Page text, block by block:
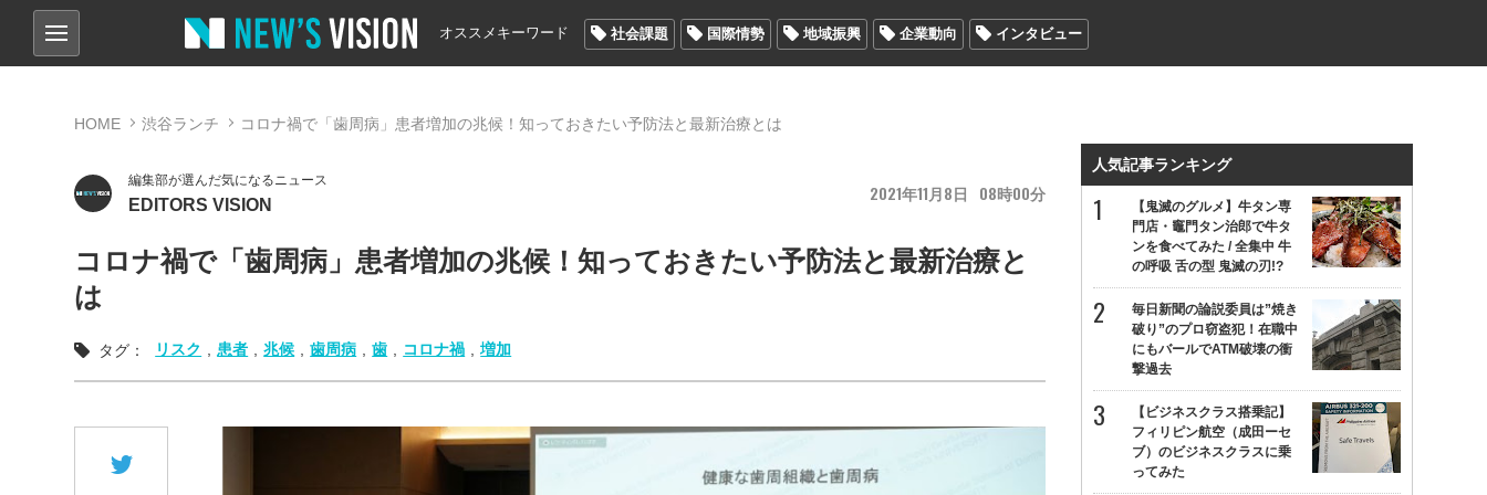
オススメキーワード 社会課題 国際情勢 地域振興 企業動向 インタビュー
HOME 渋谷ランチ コロナ禍で「歯周病」患者増加の兆候！知っておきたい予防法と最新治療とは
編集部が選んだ気になるニュース
EDITORS VISION
2021 11 8 08 00
コロナ禍で「歯周病」患者増加の兆候！知っておきたい予防法と最新治療と
は
タグ： リスク 患者 兆候 歯周病 歯 コロナ禍 増加
人気記事ランキング
【鬼滅のグルメ】牛タン専
門店・竈門タン治郎で牛タ
ンを食べてみた / 全集中 牛
の呼吸 舌の型 鬼滅の刃!?
毎日新聞の論説委員は”焼き
破り”のプロ窃盗犯！在職中
にもバールでATM破壊の衝
撃過去
【ビジネスクラス搭乗記】
フィリピン航空（成田ーセ
ブ）のビジネスクラスに乗
ってみた